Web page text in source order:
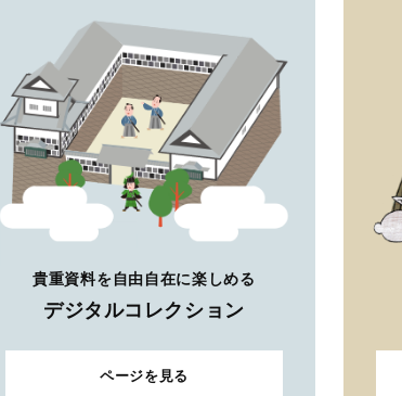
貴重資料を自由自在に楽しめる
デジタルコレクション
ページを見る